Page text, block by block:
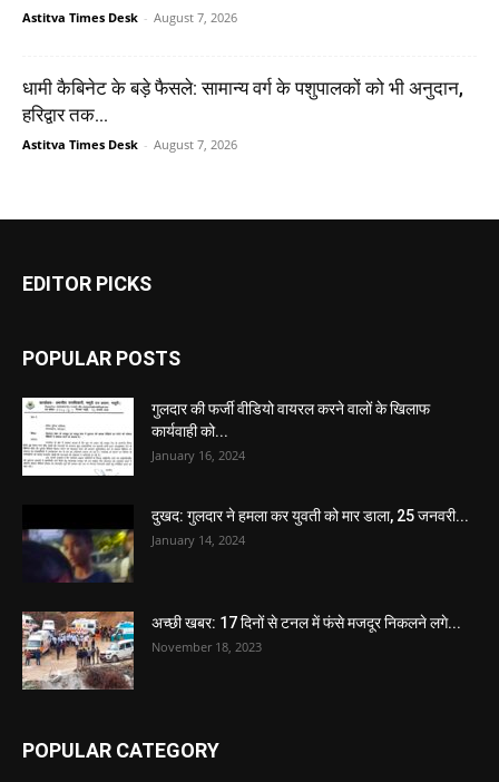
Astitva Times Desk - August 7, 2026
धामी कैबिनेट के बड़े फैसले: सामान्य वर्ग के पशुपालकों को भी अनुदान,
हरिद्वार तक...
Astitva Times Desk - August 7, 2026
EDITOR PICKS
POPULAR POSTS
गुलदार की फर्जी वीडियो वायरल करने वालों के खिलाफ
कार्यवाही को...
January 16, 2024
दुखद: गुलदार ने हमला कर युवती को मार डाला, 25 जनवरी...
January 14, 2024
अच्छी खबर: 17 दिनों से टनल में फंसे मजदूर निकलने लगे...
November 18, 2023
POPULAR CATEGORY